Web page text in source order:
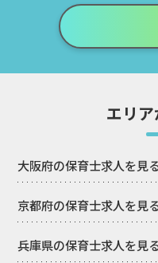
エリ
大阪府の保育士求人を見
京都府の保育士求人を見
兵庫県の保育士求人を見